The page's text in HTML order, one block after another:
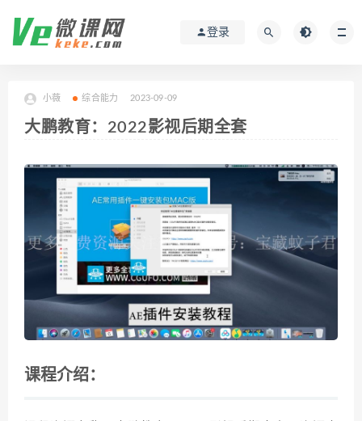
登录
小薇 综合能力 2023-09-09
大鹏教育：2022影视后期全套
课程介绍：